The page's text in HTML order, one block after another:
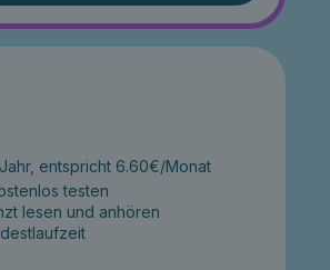
entspricht 6.60€/Monat
testen
lesen und anhören